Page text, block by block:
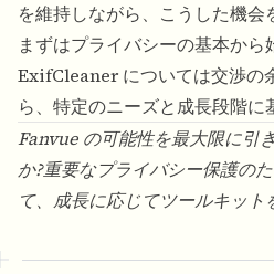
を維持しながら、こうした機会
まずはプライバシーの基本か
ExifCleaner については交渉の
ら、特定のニーズと成長段階に
Fanvue の可能性を最大限に引
か?重要なプライバシー保護の
て、成長に応じてツールキット